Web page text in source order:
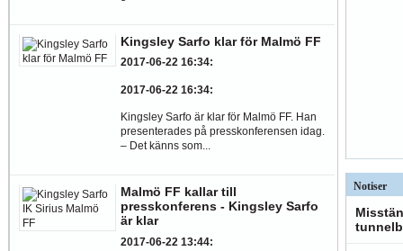
Kingsley Sarfo klar för Malmö FF
2017-06-22 16:34:
2017-06-22 16:34:
Kingsley Sarfo är klar för Malmö FF. Han
presenterades på presskonferensen idag.
– Det känns som...
Malmö FF kallar till
presskonferens - Kingsley Sarfo
är klar
2017-06-22 13:44:
Notiser